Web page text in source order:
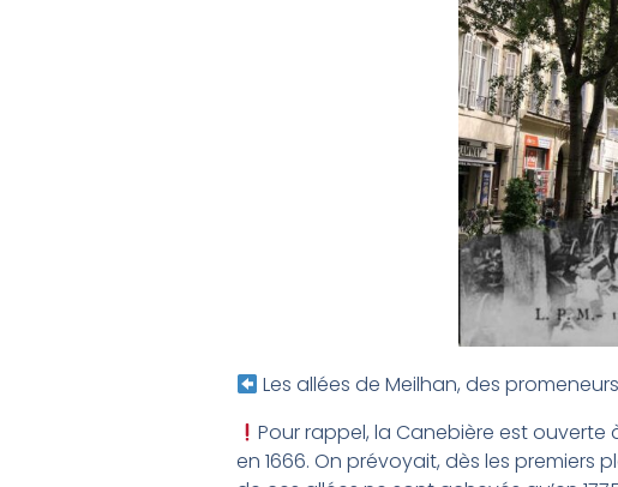
Les allées de Meilhan, des
Pour rappel, la Canebière est ouverte
en 1666. On prévoyait, dès les